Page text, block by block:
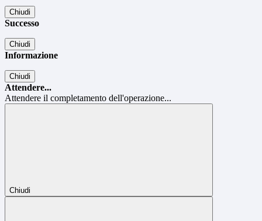
Chiudi
Successo
Chiudi
Informazione
Chiudi
Attendere...
Attendere il completamento dell'operazione...
Chiudi